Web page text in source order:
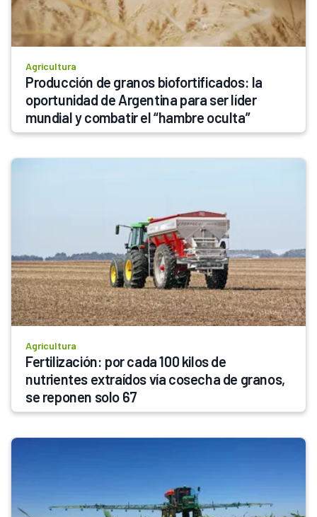
Agricultura
Producción de granos biofortificados: la
oportunidad de Argentina para ser líder
mundial y combatir el “hambre oculta”
Agricultura
Fertilización: por cada 100 kilos de
nutrientes extraídos vía cosecha de granos,
se reponen solo 67